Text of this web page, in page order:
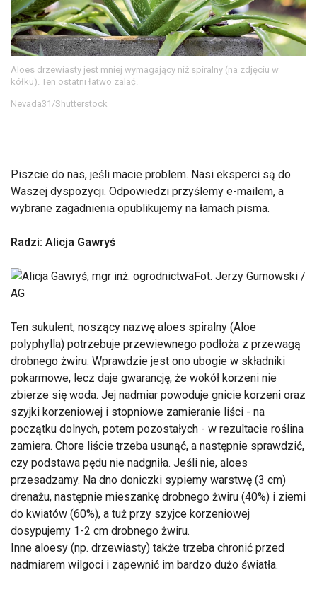
Aloes drzewiasty jest mniej wymagający niż spiralny (na zdjęciu w
kółku). Ten ostatni łatwo zalać.
Nevada31/Shutterstock
Piszcie do nas, jeśli macie problem. Nasi eksperci są do
Waszej dyspozycji. Odpowiedzi przyślemy e-mailem, a
wybrane zagadnienia opublikujemy na łamach pisma.
Radzi: Alicja Gawryś
Fot. Jerzy Gumowski /
AG
Ten sukulent, noszący nazwę aloes spiralny (Aloe
polyphylla) potrzebuje przewiewnego podłoża z przewagą
drobnego żwiru. Wprawdzie jest ono ubogie w składniki
pokarmowe, lecz daje gwarancję, że wokół korzeni nie
zbierze się woda. Jej nadmiar powoduje gnicie korzeni oraz
szyjki korzeniowej i stopniowe zamieranie liści - na
początku dolnych, potem pozostałych - w rezultacie roślina
zamiera. Chore liście trzeba usunąć, a następnie sprawdzić,
czy podstawa pędu nie nadgniła. Jeśli nie, aloes
przesadzamy. Na dno doniczki sypiemy warstwę (3 cm)
drenażu, następnie mieszankę drobnego żwiru (40%) i ziemi
do kwiatów (60%), a tuż przy szyjce korzeniowej
dosypujemy 1-2 cm drobnego żwiru.
Inne aloesy (np. drzewiasty) także trzeba chronić przed
nadmiarem wilgoci i zapewnić im bardzo dużo światła.